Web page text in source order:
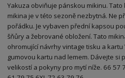
Yakuza obviňuje pánskou mikinu.
mikina je v této sezoně nezbytná. Ne
pořádku. Je vybaven přední kapsou
šňůry a žebrované obložení. Tato
ohromující návrhy vintage tisku a kartu
gumovou kartu nad lemem. Dávejte si
velikostí a pokyny pro mytí níže. 66 57